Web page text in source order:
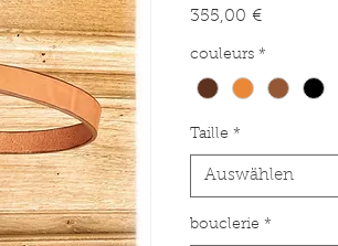
355,00 €Preis
couleurs *
Taille *
Auswählen
bouclerie *